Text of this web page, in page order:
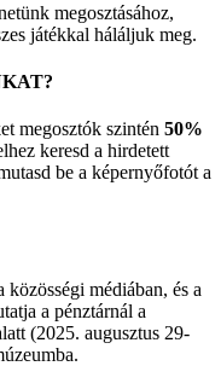
megosztásához,
játékkal háláljuk meg.
megosztók szintén 50%
keresd a hirdetett
be a képernyőfotót a
médiában, és a
a pénztárnál a
(2025. augusztus 29-